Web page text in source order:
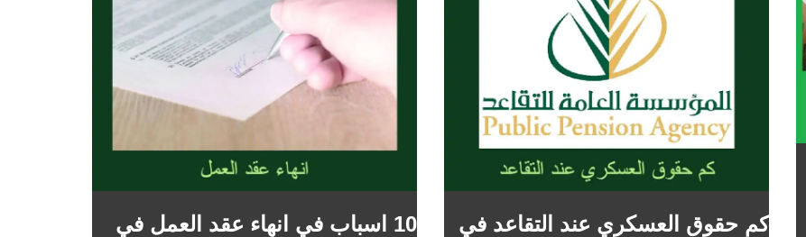
كم حقوق العسكري عند التقاعد في
10 اسباب في انهاء عقد العمل في